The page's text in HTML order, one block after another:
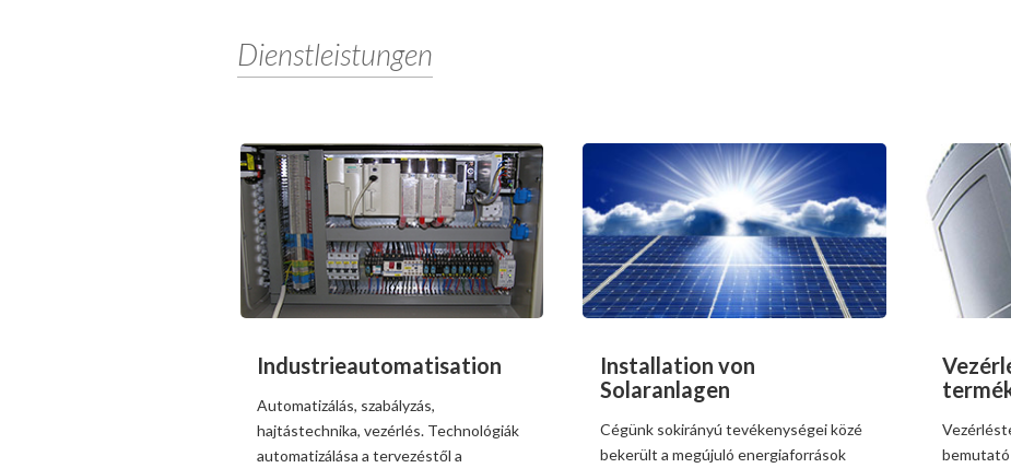
Dienstleistungen
Industrieautomatisation
Automatizálás, szabályzás,
hajtástechnika, vezérlés. Technológiák
automatizálása a tervezéstől a
Installation von
Solaranlagen
Cégünk sokirányú tevékenységei közé
bekerült a megújuló energiaforrások
bemutató